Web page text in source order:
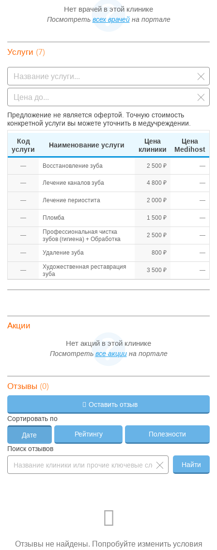
Нет врачей в этой клинике
Посмотреть всех врачейна портале
Услуги (7)
Предложение не является офертой. Точную стоимость
конкретной услуги вы можете уточнить в медучреждении.
Код
услуги
Наименование услуги
Цена
клиники
Цена
Medihost
— Восстановление зуба 2 500 ₽ —
— Лечение каналов зуба 4 800 ₽ —
— Лечение периостита 2 000 ₽ —
— Пломба 1 500 ₽ —
—
Профессиональная чистка
зубов (гигиена) + Обработка
2 500 ₽ —
— Удаление зуба 800 ₽ —
—
Художественная реставрация
зуба
3 500 ₽ —
Акции
Нет акций в этой клинике
Посмотреть все акциина портале
Отзывы (0)
Оставить отзыв
Сортировать по
Дате Рейтингу
Полезности
Поиск отзывов
Найти
Отзывы не найдены. Попробуйте изменить условия